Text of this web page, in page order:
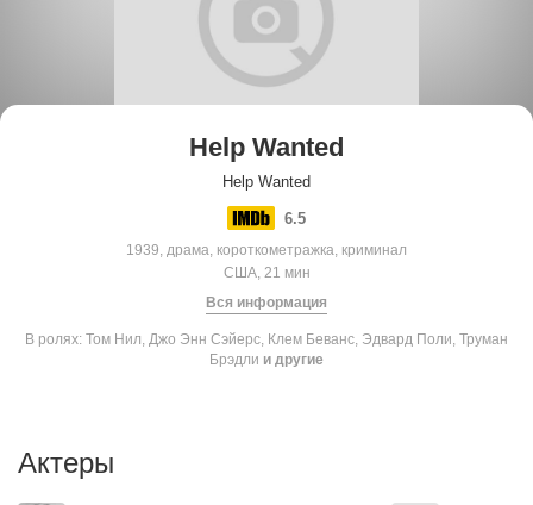
Help Wanted
Help Wanted
6.5
1939, драма, короткометражка, криминал
США, 21 мин
Вся информация
В ролях: Том Нил, Джо Энн Сэйерс, Клем Беванс, Эдвард Поли, Труман
Брэдли и другие
Актеры